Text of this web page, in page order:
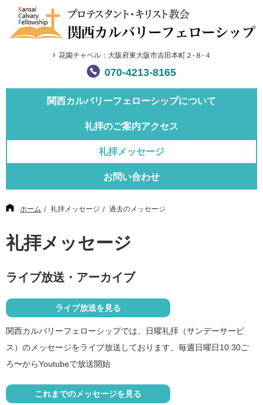
花園チャペル：大阪府東大阪市吉田本町２-８-４
070-4213-8165
関西カルバリーフェローシップについて
礼拝のご案内アクセス
礼拝メッセージ
お問い合わせ
ホーム 礼拝メッセージ 過去のメッセージ
礼拝メッセージ
ライブ放送・アーカイブ
ライブ放送を見る
関西カルバリーフェローシップでは、日曜礼拝（サンデーサービ
ス）のメッセージをライブ放送しております。毎週日曜日10:30ご
ろ〜からYoutubeで放送開始
これまでのメッセージを見る